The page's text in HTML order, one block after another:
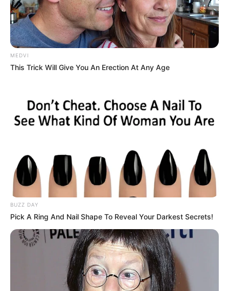
MEDVI
This Trick Will Give You An Erection At Any Age
BUZZ DAY
Pick A Ring And Nail Shape To Reveal Your Darkest Secrets!